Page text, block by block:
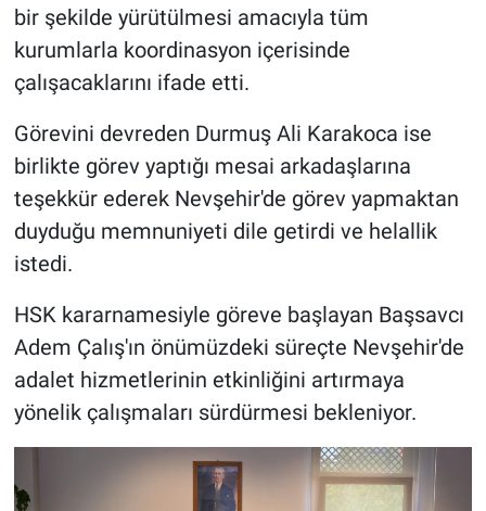
bir şekilde yürütülmesi amacıyla tüm
kurumlarla koordinasyon içerisinde
çalışacaklarını ifade etti.
Görevini devreden Durmuş Ali Karakoca ise
birlikte görev yaptığı mesai arkadaşlarına
teşekkür ederek Nevşehir'de görev yapmaktan
duyduğu memnuniyeti dile getirdi ve helallik
istedi.
HSK kararnamesiyle göreve başlayan Başsavcı
Adem Çalış'ın önümüzdeki süreçte Nevşehir'de
adalet hizmetlerinin etkinliğini artırmaya
yönelik çalışmaları sürdürmesi bekleniyor.